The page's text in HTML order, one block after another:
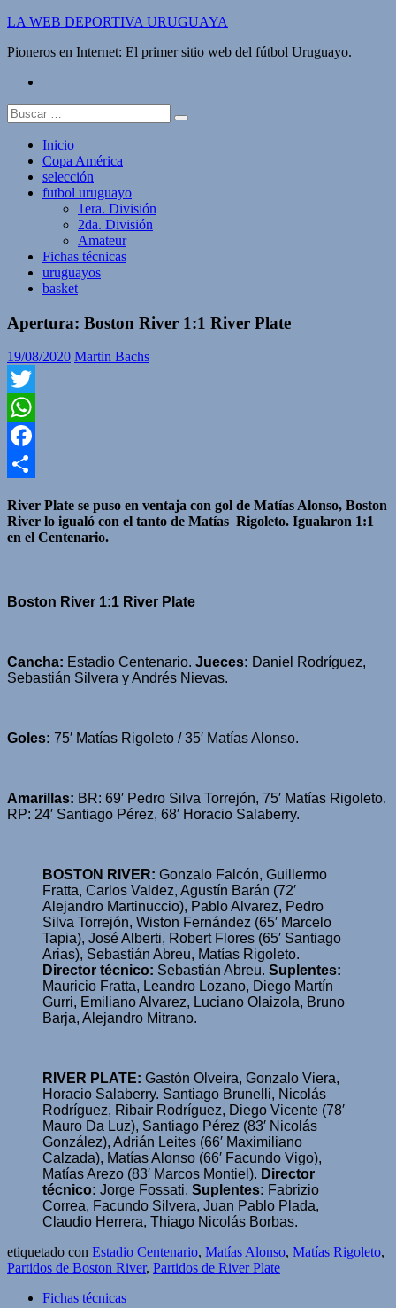
Saltar
contenido
LA WEB DEPORTIVA URUGUAYA
Pioneros en Internet: El primer sitio web del fútbol Uruguayo.
Buscar:
Inicio
Copa América
selección
futbol uruguayo
1era. División
2da. División
Amateur
Fichas técnicas
uruguayos
basket
Apertura: Boston River 1:1 River Plate
19/08/2020 Martin Bachs
Twitter
WhatsApp
Facebook
River Plate se puso en ventaja con gol de Matías Alonso, Boston
River lo igualó con el tanto de Matías Rigoleto. Igualaron 1:1
en el Centenario.
Boston River 1:1 River Plate
Cancha: Estadio Centenario. Jueces: Daniel Rodríguez,
Sebastián Silvera y Andrés Nievas.
Goles: 75′ Matías Rigoleto / 35′ Matías Alonso.
Amarillas: BR: 69′ Pedro Silva Torrejón, 75′ Matías Rigoleto.
RP: 24′ Santiago Pérez, 68′ Horacio Salaberry.
BOSTON RIVER: Gonzalo Falcón, Guillermo
Fratta, Carlos Valdez, Agustín Barán (72′
Alejandro Martinuccio), Pablo Alvarez, Pedro
Silva Torrejón, Wiston Fernández (65′ Marcelo
Tapia), José Alberti, Robert Flores (65′ Santiago
Arias), Sebastián Abreu, Matías Rigoleto.
Director técnico: Sebastián Abreu. Suplentes:
Mauricio Fratta, Leandro Lozano, Diego Martín
Gurri, Emiliano Alvarez, Luciano Olaizola, Bruno
Barja, Alejandro Mitrano.
RIVER PLATE: Gastón Olveira, Gonzalo Viera,
Horacio Salaberry. Santiago Brunelli, Nicolás
Rodríguez, Ribair Rodríguez, Diego Vicente (78′
Mauro Da Luz), Santiago Pérez (83′ Nicolás
González), Adrián Leites (66′ Maximiliano
Calzada), Matías Alonso (66′ Facundo Vigo),
Matías Arezo (83′ Marcos Montiel). Director
técnico: Jorge Fossati. Suplentes: Fabrizio
Correa, Facundo Silvera, Juan Pablo Plada,
Claudio Herrera, Thiago Nicolás Borbas.
etiquetado con Estadio Centenario, Matías Alonso, Matías Rigoleto,
Partidos de Boston River, Partidos de River Plate
Fichas técnicas